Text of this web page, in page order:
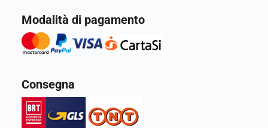
Modalità di pagamento
Consegna